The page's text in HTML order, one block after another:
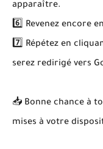
apparaître.
6️⃣ Revenez encore
7️⃣ Répétez en
serez redirigé vers
📥 Bonne chance à
mises à votre